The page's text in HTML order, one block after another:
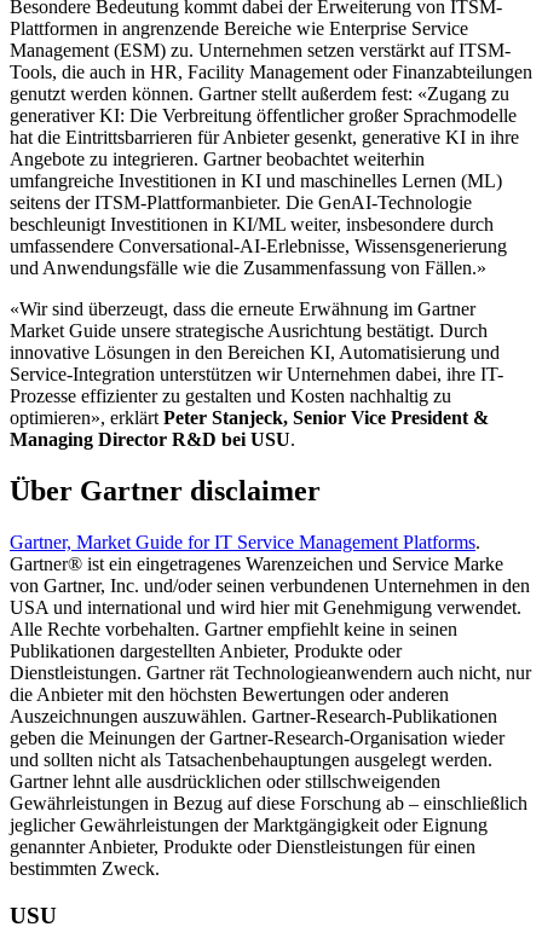
Besondere Bedeutung kommt dabei der Erweiterung von ITSM-
Plattformen in angrenzende Bereiche wie Enterprise Service
Management (ESM) zu. Unternehmen setzen verstärkt auf ITSM-
Tools, die auch in HR, Facility Management oder Finanzabteilungen
genutzt werden können. Gartner stellt außerdem fest: «Zugang zu
generativer KI: Die Verbreitung öffentlicher großer Sprachmodelle
hat die Eintrittsbarrieren für Anbieter gesenkt, generative KI in ihre
Angebote zu integrieren. Gartner beobachtet weiterhin
umfangreiche Investitionen in KI und maschinelles Lernen (ML)
seitens der ITSM-Plattformanbieter. Die GenAI-Technologie
beschleunigt Investitionen in KI/ML weiter, insbesondere durch
umfassendere Conversational-AI-Erlebnisse, Wissensgenerierung
und Anwendungsfälle wie die Zusammenfassung von Fällen.»
«Wir sind überzeugt, dass die erneute Erwähnung im Gartner
Market Guide unsere strategische Ausrichtung bestätigt. Durch
innovative Lösungen in den Bereichen KI, Automatisierung und
Service-Integration unterstützen wir Unternehmen dabei, ihre IT-
Prozesse effizienter zu gestalten und Kosten nachhaltig zu
optimieren», erklärt Peter Stanjeck, Senior Vice President &
Managing Director R&D bei USU.
Über Gartner disclaimer
Gartner, Market Guide for IT Service Management Platforms.
Gartner® ist ein eingetragenes Warenzeichen und Service Marke
von Gartner, Inc. und/oder seinen verbundenen Unternehmen in den
USA und international und wird hier mit Genehmigung verwendet.
Alle Rechte vorbehalten. Gartner empfiehlt keine in seinen
Publikationen dargestellten Anbieter, Produkte oder
Dienstleistungen. Gartner rät Technologieanwendern auch nicht, nur
die Anbieter mit den höchsten Bewertungen oder anderen
Auszeichnungen auszuwählen. Gartner-Research-Publikationen
geben die Meinungen der Gartner-Research-Organisation wieder
und sollten nicht als Tatsachenbehauptungen ausgelegt werden.
Gartner lehnt alle ausdrücklichen oder stillschweigenden
Gewährleistungen in Bezug auf diese Forschung ab – einschließlich
jeglicher Gewährleistungen der Marktgängigkeit oder Eignung
genannter Anbieter, Produkte oder Dienstleistungen für einen
bestimmten Zweck.
USU